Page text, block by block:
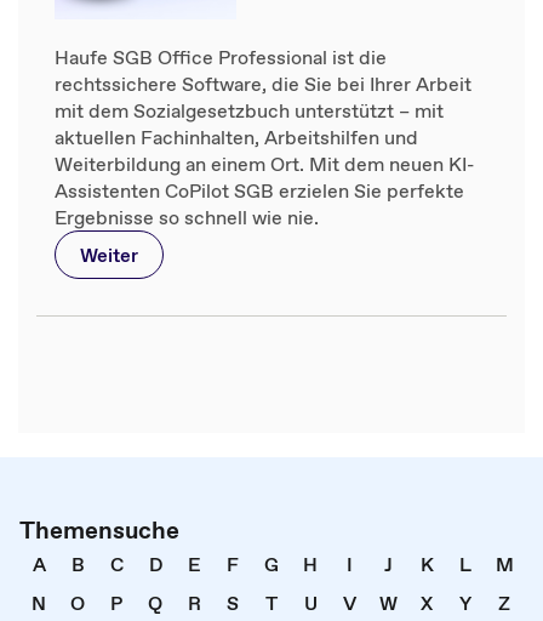
Haufe SGB Office Professional ist die
rechtssichere Software, die Sie bei Ihrer Arbeit
mit dem Sozialgesetzbuch unterstützt – mit
aktuellen Fachinhalten, Arbeitshilfen und
Weiterbildung an einem Ort. Mit dem neuen KI-
Assistenten CoPilot SGB erzielen Sie perfekte
Ergebnisse so schnell wie nie.
Weiter
Themensuche
A B C D E F G H I J K L
M
N
O P Q R S T U V W X Y
Z